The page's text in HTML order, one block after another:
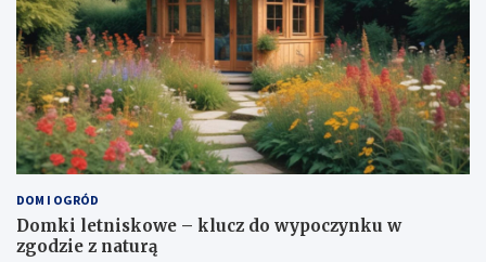
DOM I OGRÓD
Domki letniskowe – klucz do wypoczynku w
zgodzie z naturą